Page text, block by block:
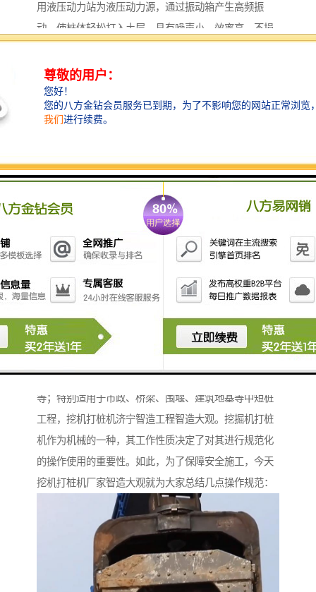
用液压动力站为液压动力源，通过振动箱产生高频振
动，使桩体轻松打入土层，具有噪声小，效率高、不损
面有很好的表现，特别适合城市施工需要。
挖掘机打桩机主要用于打桩，桩的类型包括管桩、钢板
桩、钢管桩、混凝土预制桩、木桩及水上打的光伏桩
等；特别适用于市政、桥梁、围堰、建筑地基等中短桩
工程，挖机打桩机济宁智造工程智造大观。挖掘机打桩
机作为机械的一种，其工作性质决定了对其进行规范化
的操作使用的重要性。如此，为了保障安全施工，今天
挖机打桩机厂家智造大观就为大家总结几点操作规范：